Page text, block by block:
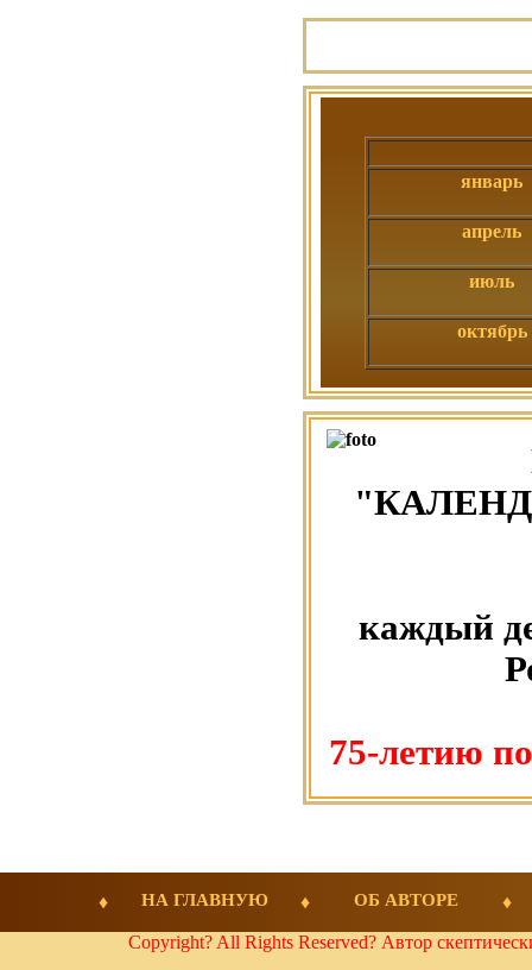
январь
апрель
июль
октябрь
каждый
75-летию
НА ГЛАВНУЮ ОБ АВТОРЕ
Copyright? All Rights Reserved? Автор